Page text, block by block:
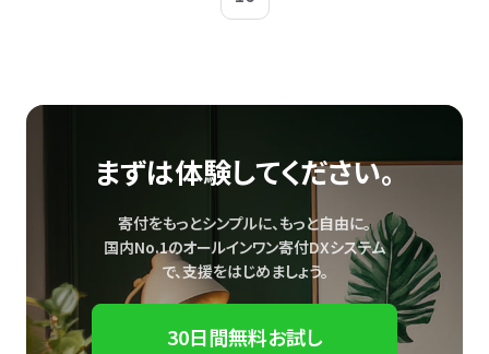
まずは体験してください。
寄付をもっとシンプルに、もっと自由に。
国内No.1のオールインワン寄付DXシステム
で、支援をはじめましょう。
30日間無料お試し